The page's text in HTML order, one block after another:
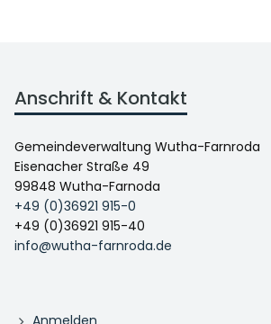
Anschrift & Kontakt
Gemeindeverwaltung Wutha-Farnroda
Eisenacher Straße 49
99848 Wutha-Farnoda
+49 (0)36921 915-0
+49 (0)36921 915-40
info@wutha-farnroda.de